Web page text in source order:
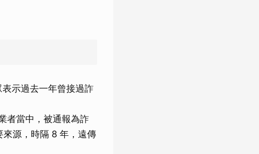
示過去一年曾接過詐
者當中，被通報為詐
源，時隔 8 年，遠傳